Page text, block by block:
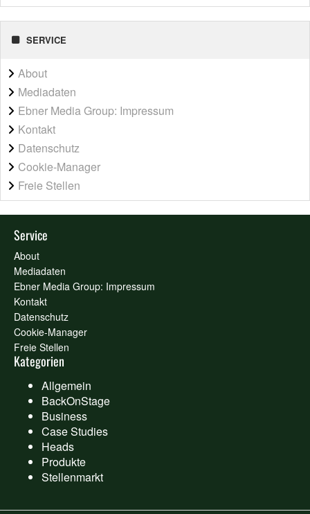
SERVICE
About
Mediadaten
Ebner Media Group: Impressum
Kontakt
Datenschutz
Cookie-Manager
Freie Stellen
Service
About
Mediadaten
Ebner Media Group: Impressum
Kontakt
Datenschutz
Cookie-Manager
Freie Stellen
Kategorien
Allgemein
BackOnStage
Business
Case Studies
Heads
Produkte
Stellenmarkt